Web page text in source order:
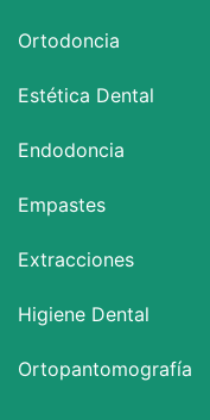
Ortodoncia
Estética Dental
Endodoncia
Empastes
Extracciones
Higiene Dental
Ortopantomografía